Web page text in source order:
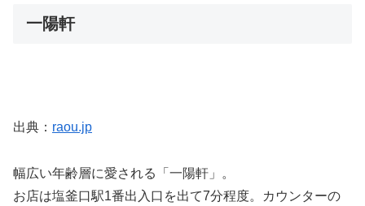
一陽軒
出典： raou.jp
幅広い年齢層に愛される「一陽軒」。
お店は塩釜口駅1番出入口を出て7分程度。カウンターの